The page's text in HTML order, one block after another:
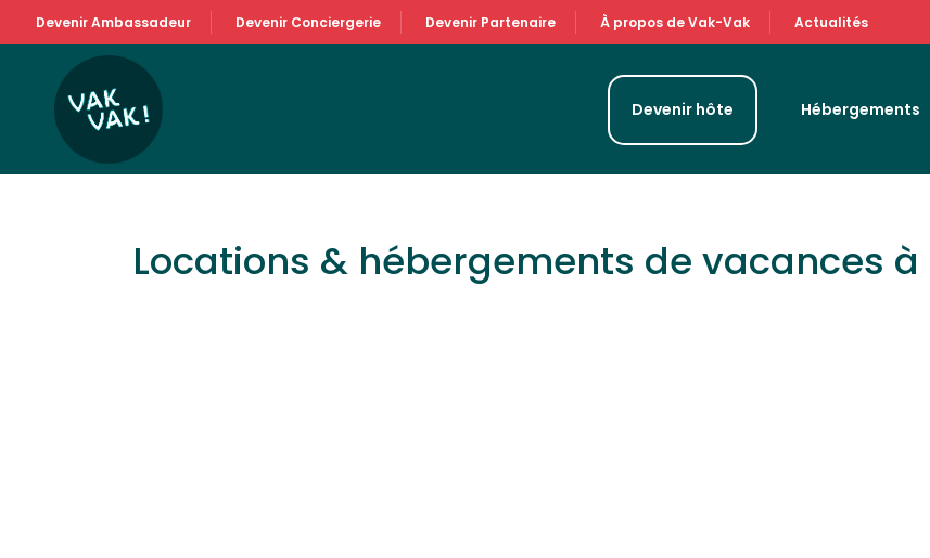
Devenir Ambassadeur Devenir Conciergerie Devenir Partenaire À propos de Vak-Vak Actualités
Devenir hôte Hébergements
Locations & hébergements de vacances à